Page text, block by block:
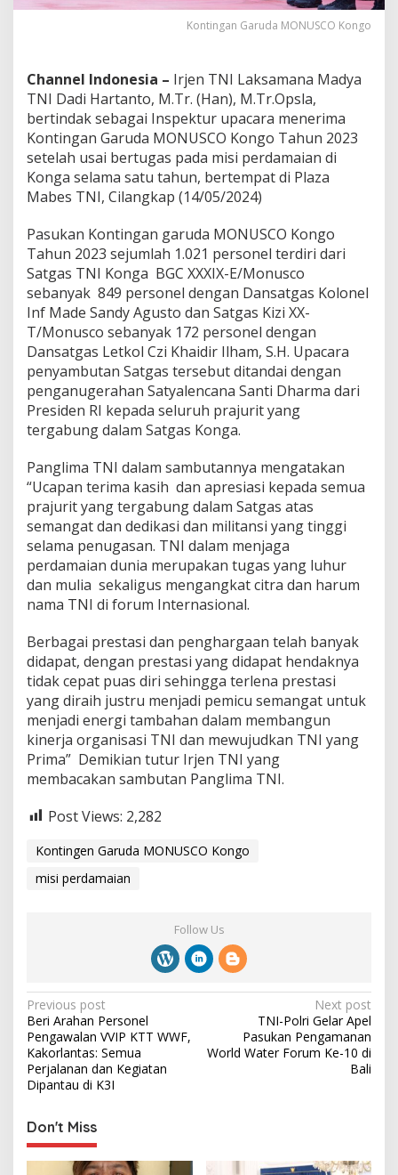
r
a
i
a
n
Kontingan Garuda MONUSCO Kongo
Channel Indonesia – Irjen TNI Laksamana Madya
TNI Dadi Hartanto, M.Tr. (Han), M.Tr.Opsla,
bertindak sebagai Inspektur upacara menerima
Kontingan Garuda MONUSCO Kongo Tahun 2023
setelah usai bertugas pada misi perdamaian di
Konga selama satu tahun, bertempat di Plaza
Mabes TNI, Cilangkap (14/05/2024)
Pasukan Kontingan garuda MONUSCO Kongo
Tahun 2023 sejumlah 1.021 personel terdiri dari
Satgas TNI Konga BGC XXXIX-E/Monusco
sebanyak 849 personel dengan Dansatgas Kolonel
Inf Made Sandy Agusto dan Satgas Kizi XX-
T/Monusco sebanyak 172 personel dengan
Dansatgas Letkol Czi Khaidir Ilham, S.H. Upacara
penyambutan Satgas tersebut ditandai dengan
penganugerahan Satyalencana Santi Dharma dari
Presiden RI kepada seluruh prajurit yang
tergabung dalam Satgas Konga.
Panglima TNI dalam sambutannya mengatakan
“Ucapan terima kasih dan apresiasi kepada semua
prajurit yang tergabung dalam Satgas atas
semangat dan dedikasi dan militansi yang tinggi
selama penugasan. TNI dalam menjaga
perdamaian dunia merupakan tugas yang luhur
dan mulia sekaligus mengangkat citra dan harum
nama TNI di forum Internasional.
Berbagai prestasi dan penghargaan telah banyak
didapat, dengan prestasi yang didapat hendaknya
tidak cepat puas diri sehingga terlena prestasi
yang diraih justru menjadi pemicu semangat untuk
menjadi energi tambahan dalam membangun
kinerja organisasi TNI dan mewujudkan TNI yang
Prima” Demikian tutur Irjen TNI yang
membacakan sambutan Panglima TNI.
Post Views: 2,282
Kontingen Garuda MONUSCO Kongo
misi perdamaian
Follow Us
P
o
s
t
a
v
Previous post
Beri Arahan Personel
Pengawalan VVIP KTT WWF,
Kakorlantas: Semua
Perjalanan dan Kegiatan
Dipantau di K3I
Next post
TNI-Polri Gelar Apel
Pasukan Pengamanan
World Water Forum Ke-10 di
Bali
Don't Miss